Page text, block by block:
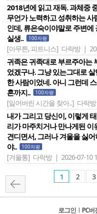
2018년에 읽고 재독. 과체중
무언가 노력하고 성취하는
인데, 류은숙이야말로 주변에
실생..
100자평
[아무튼, 피트니스] 다락방 |
귀족은 귀족대로 부르주아는
었겠구나. 그냥 있는그대로
한 사람이었네. 아니 그런데
혼까지..
100자평
[잃어버린 시간을 찾아..] 다락
내가 그리고 당신이, 이렇게
리가 마주치거나 만나게된
견디면서, 그러나 겨울을 싫
야..
100자평
[겨울통] 다락방 | 2026-07-10
1 2 3
로그인 l PC버